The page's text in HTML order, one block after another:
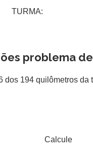
problema
194 quilômetros da
Calcule